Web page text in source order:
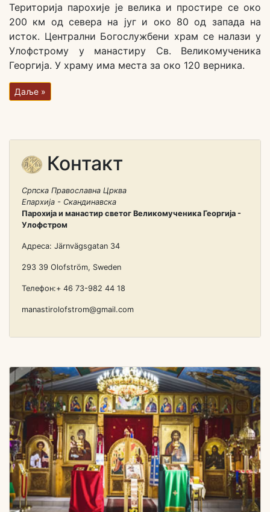
Територија парохије је велика и простире се око
200 км од севера на југ и око 80 од запада на
исток. Централни Богослужбени храм се налази у
Улофстрому у манастиру Св. Великомученика
Георгија. У храму има места за око 120 верника.
Даље »
Контакт
Српска Православна Црква
Епархија - Скандинавска
Парохија и манастир светог Великомученика Георгија -
Улофстром
Адреса: Järnvägsgatan 34
293 39 Olofström, Sweden
Телефон:+ 46 73-982 44 18
manastirolofstrom@gmail.com